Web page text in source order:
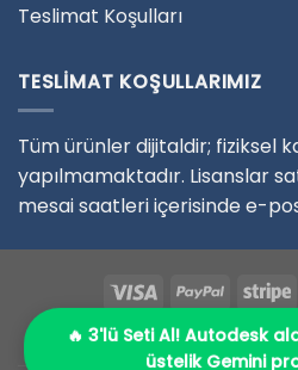
Teslimat Koşulları
TESLIMAT KOŞULLARIMIZ
Tüm ürünler dijitaldir; fiziksel
yapılmamaktadır. Lisanslar
mesai saatleri içerisinde e-
HAKKIMIZDA İLETIŞIM –
ÖDEME SEÇENEKLERI
🔥 3'lü Seti Al! Autodesk
üstelik Gemini